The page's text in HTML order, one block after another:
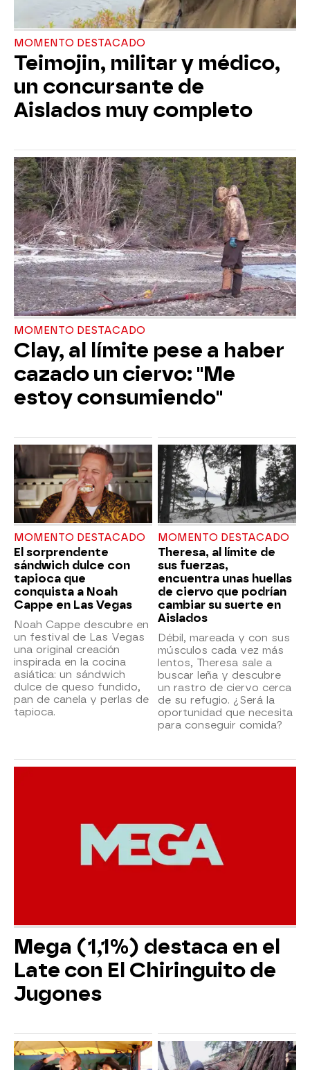
MOMENTO DESTACADO
Teimojin, militar y médico,
un concursante de
Aislados muy completo
MOMENTO DESTACADO
Clay, al límite pese a haber
cazado un ciervo: "Me
estoy consumiendo"
MOMENTO DESTACADO
El sorprendente
sándwich dulce con
tapioca que
conquista a Noah
Cappe en Las Vegas
Noah Cappe descubre en
un festival de Las Vegas
una original creación
inspirada en la cocina
asiática: un sándwich
dulce de queso fundido,
pan de canela y perlas de
tapioca.
MOMENTO DESTACADO
Theresa, al límite de
sus fuerzas,
encuentra unas huellas
de ciervo que podrían
cambiar su suerte en
Aislados
Débil, mareada y con sus
músculos cada vez más
lentos, Theresa sale a
buscar leña y descubre
un rastro de ciervo cerca
de su refugio. ¿Será la
oportunidad que necesita
para conseguir comida?
Mega (1,1%) destaca en el
Late con El Chiringuito de
Jugones